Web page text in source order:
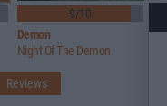
9/10
Demon
Night Of The Demon
Reviews